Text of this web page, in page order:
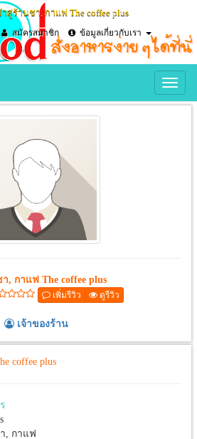
สู่ร้านชา, กาแฟ The​ coffee​ ​plus
สมัครสมาชิก ข้อมูลเกี่ยวกับเรา
, กาแฟ The​ coffee​ ​plus
เพิ่มรีวิว ดูรีวิว
เจ้าของร้าน
coffee​ ​plus
, กาแฟ